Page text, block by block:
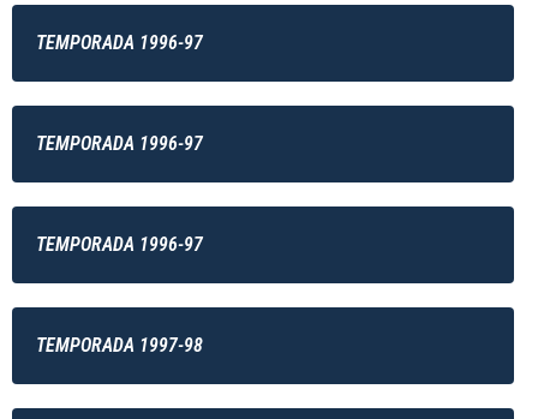
TEMPORADA 1996-97
TEMPORADA 1996-97
TEMPORADA 1996-97
TEMPORADA 1997-98